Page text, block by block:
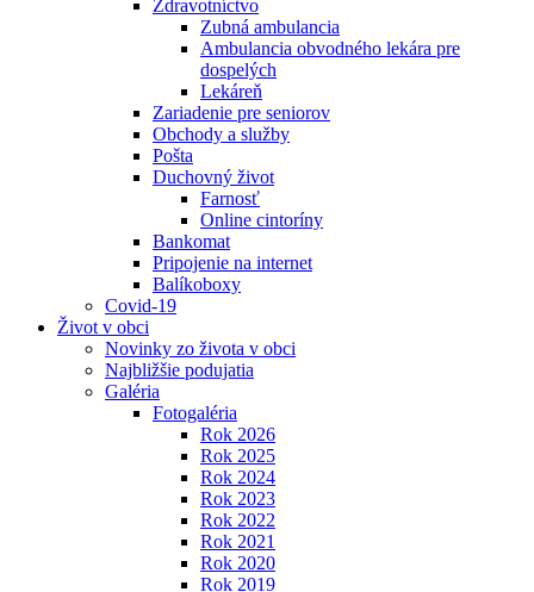
Zdravotníctvo
Zubná ambulancia
Ambulancia obvodného lekára pre
dospelých
Lekáreň
Zariadenie pre seniorov
Obchody a služby
Pošta
Duchovný život
Farnosť
Online cintoríny
Bankomat
Pripojenie na internet
Balíkoboxy
Covid-19
Život v obci
Novinky zo života v obci
Najbližšie podujatia
Galéria
Fotogaléria
Rok 2026
Rok 2025
Rok 2024
Rok 2023
Rok 2022
Rok 2021
Rok 2020
Rok 2019